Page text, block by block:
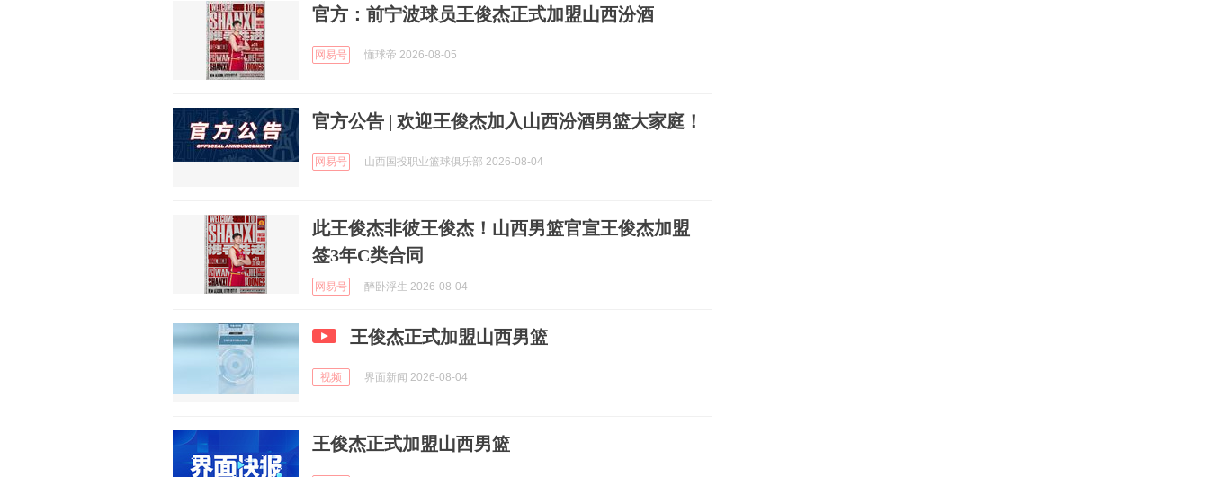
官方：前宁波球员王俊杰正式加盟山西汾酒
网易号 懂球帝 2026-08-05
官方公告 | 欢迎王俊杰加入山西汾酒男篮大家庭！
网易号 山西国投职业篮球俱乐部 2026-08-04
此王俊杰非彼王俊杰！山西男篮官宣王俊杰加盟
签3年C类合同
网易号 醉卧浮生 2026-08-04
王俊杰正式加盟山西男篮
视频 界面新闻 2026-08-04
王俊杰正式加盟山西男篮